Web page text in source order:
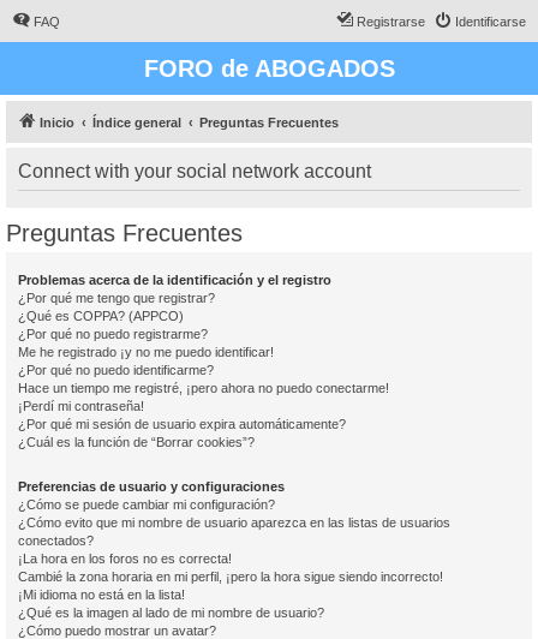
FAQ Identificarse
Registrarse
FORO de ABOGADOS
Inicio Índice general Preguntas Frecuentes
Connect with your social network account
Preguntas Frecuentes
Problemas acerca de la identificación y el registro
¿Por qué me tengo que registrar?
¿Qué es COPPA? (APPCO)
¿Por qué no puedo registrarme?
Me he registrado ¡y no me puedo identificar!
¿Por qué no puedo identificarme?
Hace un tiempo me registré, ¡pero ahora no puedo conectarme!
¡Perdí mi contraseña!
¿Por qué mi sesión de usuario expira automáticamente?
¿Cuál es la función de “Borrar cookies”?
Preferencias de usuario y configuraciones
¿Cómo se puede cambiar mi configuración?
¿Cómo evito que mi nombre de usuario aparezca en las listas de usuarios
conectados?
¡La hora en los foros no es correcta!
Cambié la zona horaria en mi perfil, ¡pero la hora sigue siendo incorrecto!
¡Mi idioma no está en la lista!
¿Qué es la imagen al lado de mi nombre de usuario?
¿Cómo puedo mostrar un avatar?